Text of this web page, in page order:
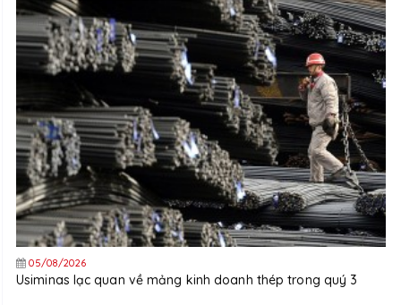
05/08/2026
Usiminas lạc quan về mảng kinh doanh thép trong quý 3